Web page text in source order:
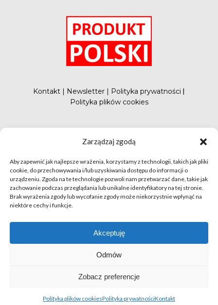
Zarządzaj zgodą
Aby zapewnić jak najlepsze wrażenia, korzystamy z technologii, takich jak pliki
cookie, do przechowywania i/lub uzyskiwania dostępu do informacji o
urządzeniu. Zgoda na te technologie pozwoli nam przetwarzać dane, takie jak
zachowanie podczas przeglądania lub unikalne identyfikatory na tej stronie.
Brak wyrażenia zgody lub wycofanie zgody może niekorzystnie wpłynąć na
niektóre cechy i funkcje.
Akceptuję
Odmów
Zobacz preferencje
Polityka plików cookiesPolityka prywatnościKontakt
Kontakt | Newsletter | Polityka prywatności |
Polityka plików cookies
zastrzeżone | realizacjaHillnet
O